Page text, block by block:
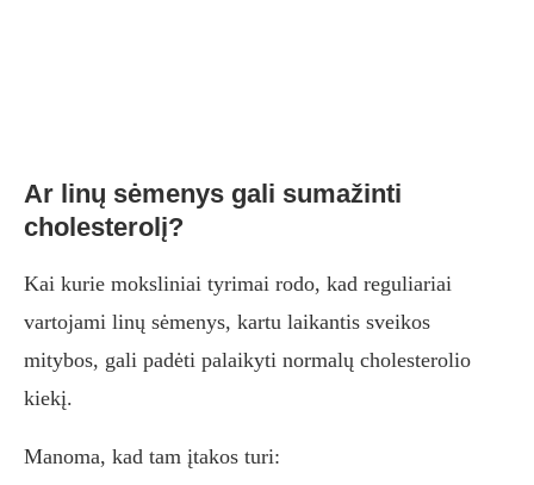
Ar linų sėmenys gali sumažinti
cholesterolį?
Kai kurie moksliniai tyrimai rodo, kad reguliariai
vartojami linų sėmenys, kartu laikantis sveikos
mitybos, gali padėti palaikyti normalų cholesterolio
kiekį.
Manoma, kad tam įtakos turi: